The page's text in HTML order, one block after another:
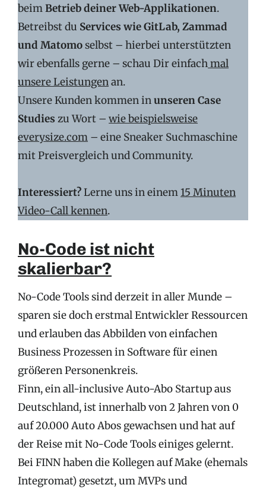
beimBetrieb deiner Web-Applikationen.
Betreibst du Services wie GitLab, Zammad
und Matomoselbst – hierbei unterstützten
wir ebenfalls gerne – schau Dir einfachmal
unsere Leistungenan.
Unsere Kunden kommen inunseren Case
Studies zu Wort – wie beispielsweise
everysize.com – eine Sneaker Suchmaschine
mit Preisvergleich und Community.
Interessiert?Lerne uns in einem 15 Minuten
Video-Call kennen.
No-Code ist nicht
skalierbar?
No-Code Tools sind derzeit in aller Munde –
sparen sie doch erstmal Entwickler Ressourcen
und erlauben das Abbilden von einfachen
Business Prozessen in Software für einen
größeren Personenkreis.
Finn, ein all-inclusive Auto-Abo Startup aus
Deutschland, ist innerhalb von 2 Jahren von 0
auf 20.000 Auto Abos gewachsen und hat auf
der Reise mit No-Code Tools einiges gelernt.
Bei FINN haben die Kollegen auf Make (ehemals
Integromat) gesetzt, um MVPs und